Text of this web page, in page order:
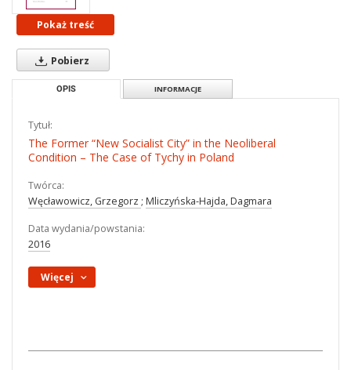
Pokaż treść
Pobierz
OPIS INFORMACJE
Tytuł:
The Former “New Socialist City” in the Neoliberal
Condition – The Case of Tychy in Poland
Twórca:
Węcławowicz, Grzegorz ; Mliczyńska-Hajda, Dagmara
Data wydania/powstania:
2016
Więcej